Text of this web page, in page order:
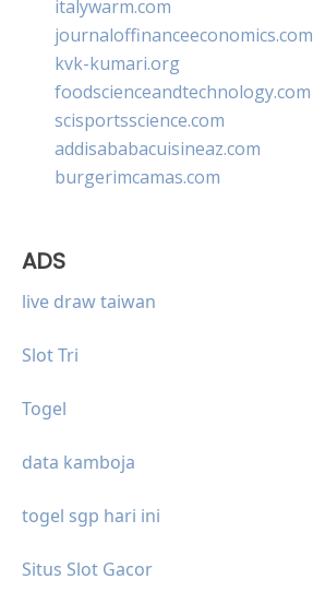
italywarm.com
journaloffinanceeconomics.com
kvk-kumari.org
foodscienceandtechnology.com
scisportsscience.com
addisababacuisineaz.com
burgerimcamas.com
ADS
live draw taiwan
Slot Tri
Togel
data kamboja
togel sgp hari ini
Situs Slot Gacor